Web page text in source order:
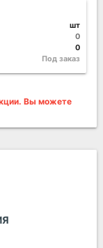
шт
0
0
Под заказ
Вы можете